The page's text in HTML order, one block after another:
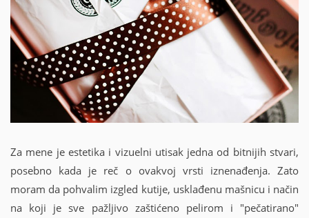
Za mene je estetika i vizuelni utisak jedna od bitnijih stvari,
posebno kada je reč o ovakvoj vrsti iznenađenja. Zato
moram da pohvalim izgled kutije, usklađenu mašnicu i način
na koji je sve pažljivo zaštićeno pelirom i "pečatirano"